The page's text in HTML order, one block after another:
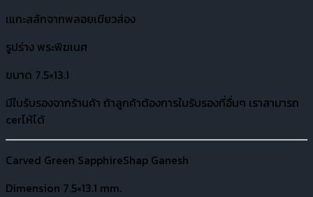
เแกะสลักจากพลอยเขียวส่อง
รูปร่าง พระพิฆเนศ
ขนาด 7.5×13.1
มีใบรับรองจากร้านค้า ถ้าลูกค้าต้องการใบรับรองที่อื่นๆ เราสามารถ
cerไห้ได้
Carved Green SapphireShap Ganesh
Dimension 7.5×13.1 mm.